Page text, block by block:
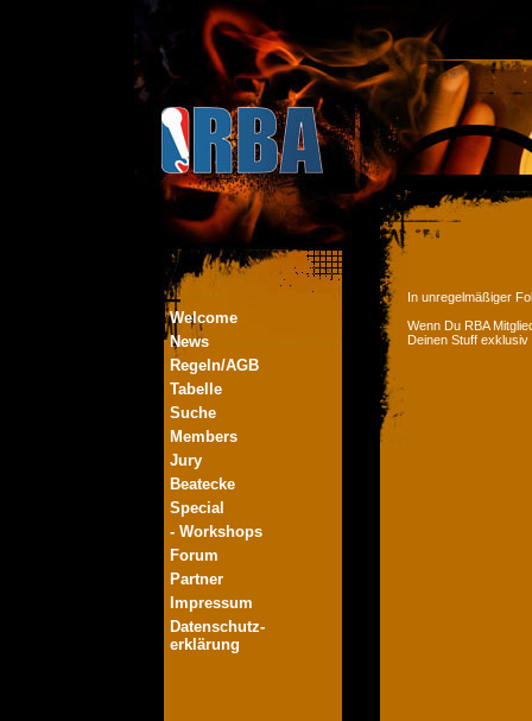
Welcome
News
Regeln/AGB
Tabelle
Suche
Members
Jury
Beatecke
Special
- Workshops
Forum
Partner
Impressum
Datenschutz-
erklärung
In unregelmäßiger
Wenn Du RBA
Deinen Stuff